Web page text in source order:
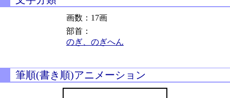
画数：17画
部首：
のぎ、のぎへん
筆順(書き順)アニメーション